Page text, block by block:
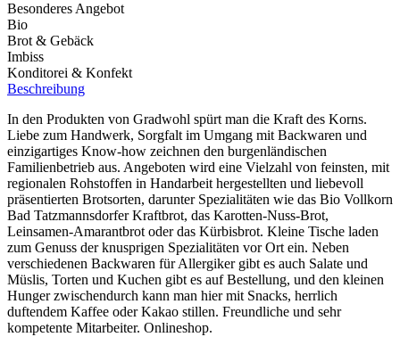
Besonderes Angebot
Bio
Brot & Gebäck
Imbiss
Konditorei & Konfekt
Beschreibung
In den Produkten von Gradwohl spürt man die Kraft des Korns.
Liebe zum Handwerk, Sorgfalt im Umgang mit Backwaren und
einzigartiges Know-how zeichnen den burgenländischen
Familienbetrieb aus. Angeboten wird eine Vielzahl von feinsten, mit
regionalen Rohstoffen in Handarbeit hergestellten und liebevoll
präsentierten Brotsorten, darunter Spezialitäten wie das Bio Vollkorn
Bad Tatzmannsdorfer Kraftbrot, das Karotten-Nuss-Brot,
Leinsamen-Amarantbrot oder das Kürbisbrot. Kleine Tische laden
zum Genuss der knusprigen Spezialitäten vor Ort ein. Neben
verschiedenen Backwaren für Allergiker gibt es auch Salate und
Müslis, Torten und Kuchen gibt es auf Bestellung, und den kleinen
Hunger zwischendurch kann man hier mit Snacks, herrlich
duftendem Kaffee oder Kakao stillen. Freundliche und sehr
kompetente Mitarbeiter. Onlineshop.